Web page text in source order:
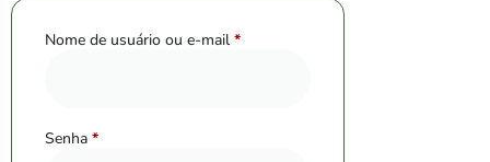
Nome de usuário ou e-mail *
Senha *